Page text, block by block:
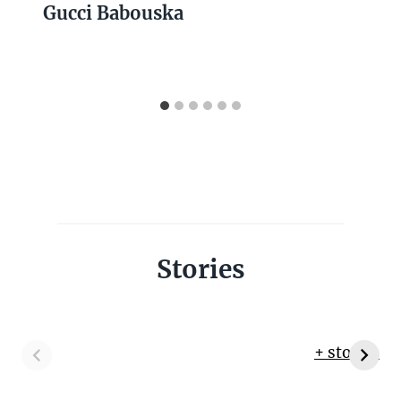
Gucci Babouska
Stories
+ stories